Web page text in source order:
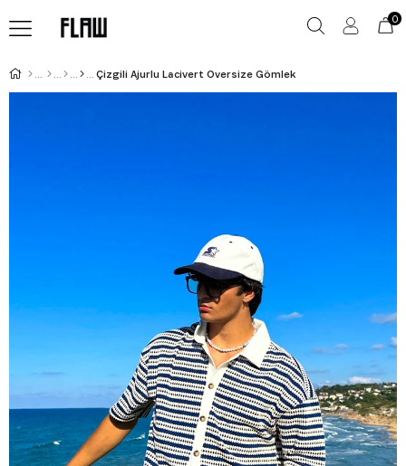
0
Çizgili Ajurlu Lacivert Oversize Gömlek